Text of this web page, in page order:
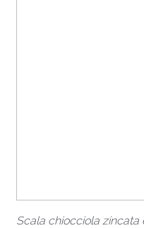
Scala chiocciola zincata